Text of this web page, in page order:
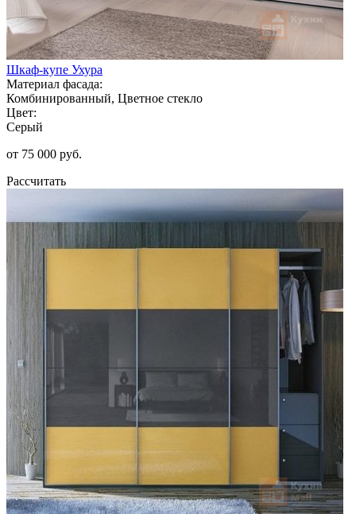
Шкаф-купе Ухура
Материал фасада:
Комбинированный, Цветное стекло
Цвет:
Серый
от 75 000 руб.
Рассчитать